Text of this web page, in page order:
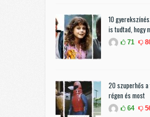
10
is tudtad, hogy
71
20 szuperhős a
régen és most
64